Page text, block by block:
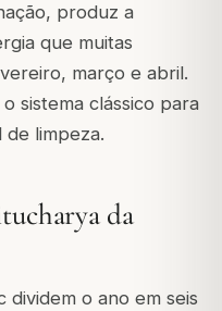
produz a
que muitas
março e abril.
sistema clássico para
limpeza.
da
dividem o ano em seis